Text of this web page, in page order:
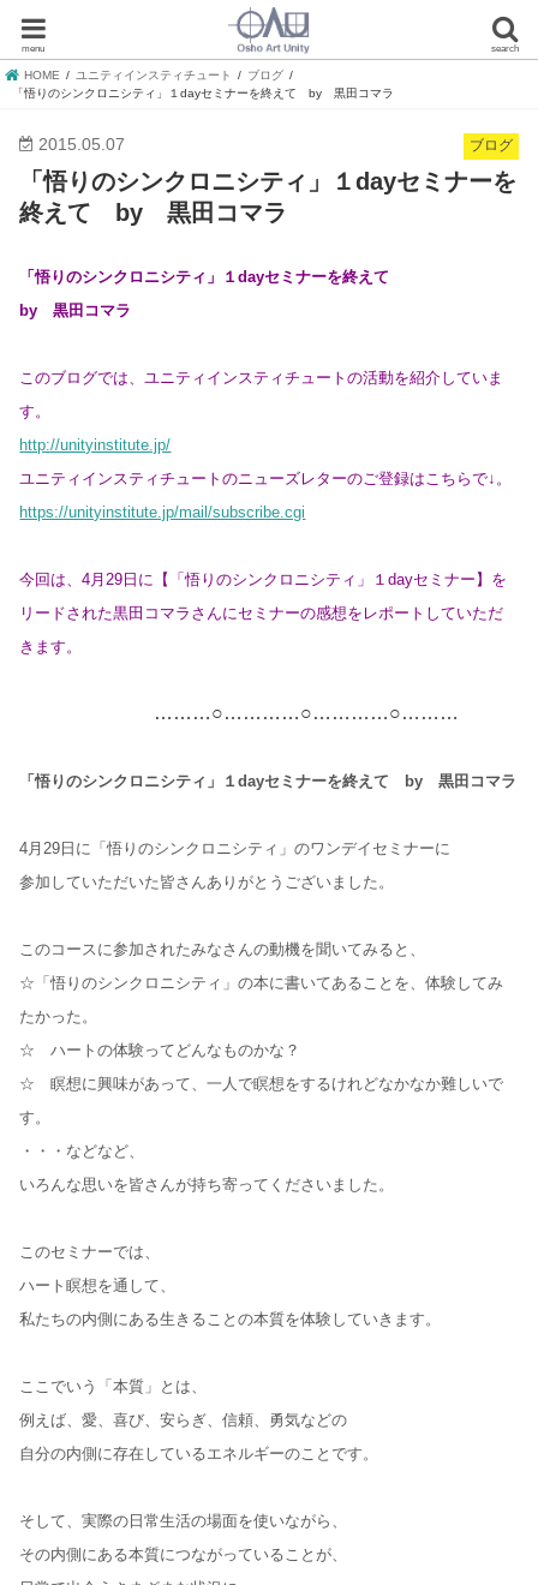
search
menu
HOME ユニティインスティチュート
ブログ
「悟りのシンクロニシティ」１dayセミナーを終えて by 黒田コマラ
ブログ
2015.05.07
「悟りのシンクロニシティ」１dayセミナーを
終えて by 黒田コマラ
「悟りのシンクロニシティ」１dayセミナーを終えて
by 黒田コマラ
このブログでは、ユニティインスティチュートの活動を紹介していま
す。
http://unityinstitute.jp/
ユニティインスティチュートのニューズレターのご登録はこちらで↓。
https://unityinstitute.jp/mail/subscribe.cgi
今回は、4月29日に【「悟りのシンクロニシティ」１dayセミナー】を
リードされた黒田コマラさんにセミナーの感想をレポートしていただ
きます。
………○…………○…………○………
「悟りのシンクロニシティ」１dayセミナーを終えて by 黒田コマラ
4月29日に「悟りのシンクロニシティ」のワンデイセミナーに
参加していただいた皆さんありがとうございました。
このコースに参加されたみなさんの動機を聞いてみると、
☆「悟りのシンクロニシティ」の本に書いてあることを、体験してみ
たかった。
☆ ハートの体験ってどんなものかな？
☆ 瞑想に興味があって、一人で瞑想をするけれどなかなか難しいで
す。
・・・などなど、
いろんな思いを皆さんが持ち寄ってくださいました。
このセミナーでは、
ハート瞑想を通して、
私たちの内側にある生きることの本質を体験していきます。
ここでいう「本質」とは、
例えば、愛、喜び、安らぎ、信頼、勇気などの
自分の内側に存在しているエネルギーのことです。
そして、実際の日常生活の場面を使いながら、
その内側にある本質につながっていることが、